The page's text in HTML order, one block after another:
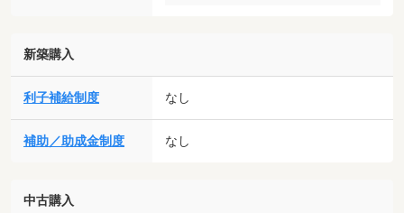
新築購入
利子補給制度 なし
補助／助成金制度 なし
中古購入